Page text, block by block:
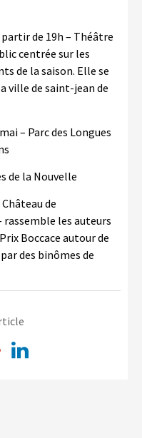
de 19h – Théâtre
centrée sur les
de la saison. Elle se
ville de saint-jean de
– Parc des Longues
de la Nouvelle
de
rassemble les auteurs
Boccace autour de
des binômes de